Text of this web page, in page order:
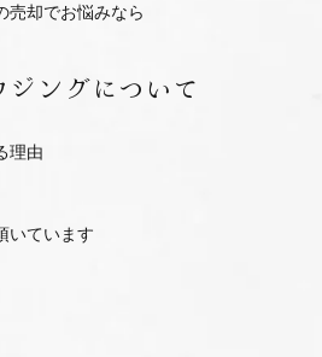
売却でお悩みなら
ジングについて
理由
いています